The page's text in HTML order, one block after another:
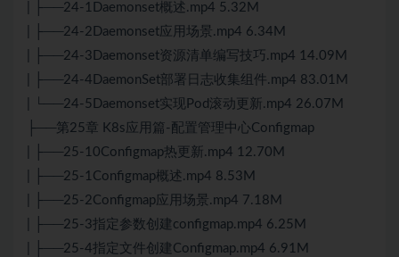
| ├──24-1Daemonset概述.mp4 5.32M
| ├──24-2Daemonset应用场景.mp4 6.34M
| ├──24-3Daemonset资源清单编写技巧.mp4 14.09M
| ├──24-4DaemonSet部署日志收集组件.mp4 83.01M
| └──24-5Daemonset实现Pod滚动更新.mp4 26.07M
├──第25章 K8s应用篇-配置管理中心Configmap
| ├──25-10Configmap热更新.mp4 12.70M
| ├──25-1Configmap概述.mp4 8.53M
| ├──25-2Configmap应用场景.mp4 7.18M
| ├──25-3指定参数创建configmap.mp4 6.25M
| ├──25-4指定文件创建Configmap.mp4 6.91M